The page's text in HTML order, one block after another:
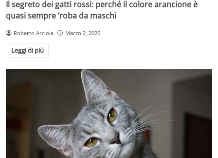
Il segreto dei gatti rossi: perché il colore arancione è
quasi sempre ‘roba da maschi
Roberto Arciola Marzo 2, 2026
Leggi di più